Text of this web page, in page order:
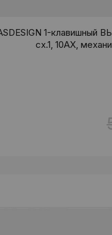
1-клавишный
сх.1, 10АХ,